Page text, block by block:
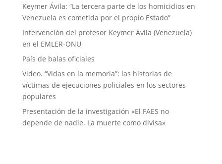
Keymer Ávila: “La tercera parte de los homicidios en
Venezuela es cometida por el propio Estado”
Intervención del profesor Keymer Ávila (Venezuela)
en el EMLER-ONU
País de balas oficiales
Video. “Vidas en la memoria”: las historias de
víctimas de ejecuciones policiales en los sectores
populares
Presentación de la investigación «El FAES no
depende de nadie. La muerte como divisa»